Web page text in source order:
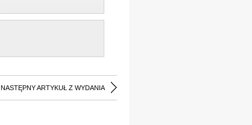
NASTĘPNY ARTYKUŁ Z WYDANIA